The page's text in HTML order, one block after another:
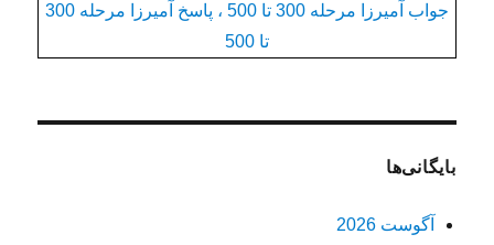
جواب آمیرزا مرحله 300 تا 500 ، پاسخ آمیرزا مرحله 300
تا 500
بایگانی‌ها
آگوست 2026